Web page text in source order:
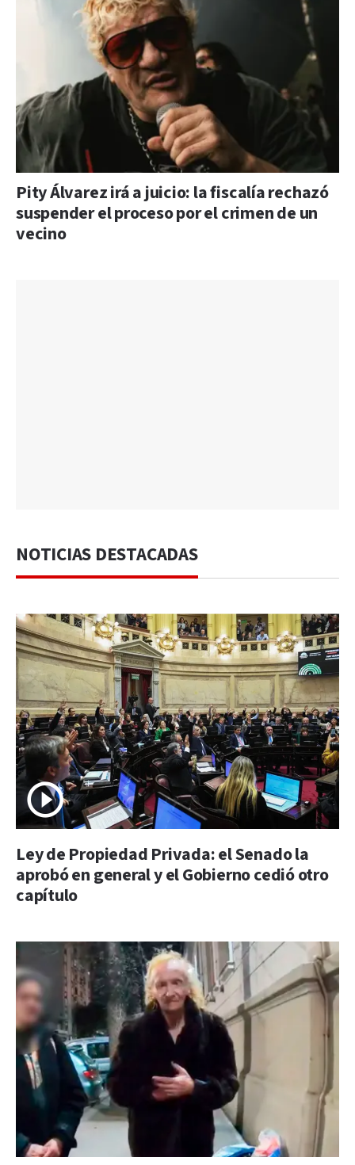
Pity Álvarez irá a juicio: la fiscalía rechazó
suspender el proceso por el crimen de un
vecino
NOTICIAS DESTACADAS
Ley de Propiedad Privada: el Senado la
aprobó en general y el Gobierno cedió otro
capítulo